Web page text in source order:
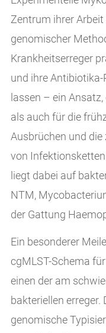
Zentrum ihrer
genomischer
Krankheitserreger
und ihre
lassen – ein
als auch für die
Ausbrüchen und
von
liegt dabei auf
NTM,
der Gattung
Ein besonderer
cgMLST-Schema
einen der am
bakteriellen
genomische